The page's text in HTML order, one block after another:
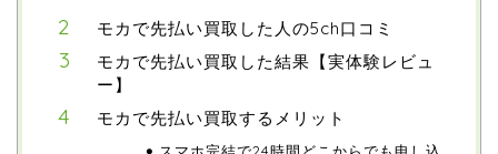
モカで先払い買取した人の5ch口コミ
モカで先払い買取した結果【実体験レビュ
ー】
モカで先払い買取するメリット
スマホ完結で24時間どこからでも申し込